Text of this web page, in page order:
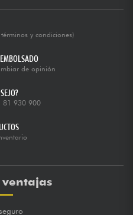
términos y condiciones)
de opinión
81 930 900
ventajas